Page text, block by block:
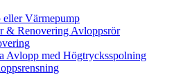
eller Värmepump
& Renovering Avloppsrör
Avlopp med Högtrycksspolning